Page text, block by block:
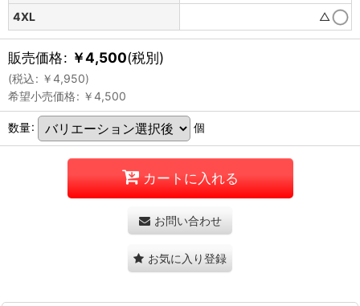
4XL
△
販売価格: ￥4,500(税別)
(税込: ￥4,950)
希望小売価格: ￥4,500
数量: 個
カートに入れる
お問い合わせ
お気に入り登録